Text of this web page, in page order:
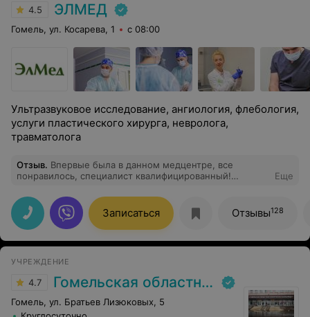
4.5 ЭЛМЕД
Гомель, ул. Косарева, 1 с 08:00
Ультразвуковое исследование, ангиология, флебология,
услуги пластического хирурга, невролога,
травматолога
Отзыв. Впервые была в данном медцентре, все
понравилось, специалист квалифицированный!
Еще
Записаться Отзывы128
УЧРЕЖДЕНИЕ
4.7 Гомельская областная клиническая больница
Гомель, ул. Братьев Лизюковых, 5